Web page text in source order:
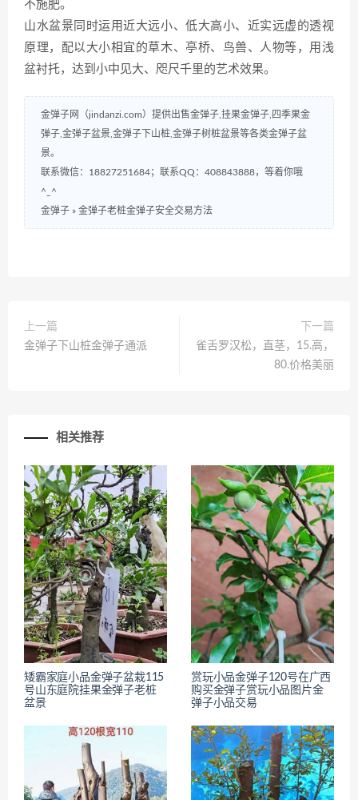
不施肥。
山水盆景同时运用近大远小、低大高小、近实远虚的透视
原理，配以大小相宜的草木、亭桥、鸟兽、人物等，用浅
盆衬托，达到小中见大、咫尺千里的艺术效果。
金弹子网（jindanzi.com）提供出售金弹子,挂果金弹子,四季果金
弹子,金弹子盆景,金弹子下山桩,金弹子树桩盆景等各类金弹子盆
景。
联系微信：18827251684；联系QQ：408843888，等着你哦
^_^
金弹子 » 金弹子老桩金弹子安全交易方法
上一篇
金弹子下山桩金弹子通派
下一篇
雀舌罗汉松，直茎，15.高，
80.价格美丽
相关推荐
矮霸家庭小品金弹子盆栽115
号山东庭院挂果金弹子老桩
盆景
赏玩小品金弹子120号在广西
购买金弹子赏玩小品图片金
弹子小品交易